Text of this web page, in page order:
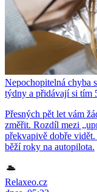
Nepochopitelná chyba
týdny a přidávají si tím
Přesných pět let vám
změřit. Rozdíl mezi
překvapivě dobře
běží roky na autopilota.
Relaxeo.cz